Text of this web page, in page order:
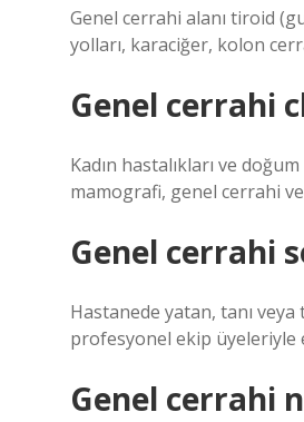
Genel cerrahi alanı tiroid
yolları, karaciğer, kolon
Genel cerrahi
Kadın hastalıkları ve
mamografi, genel cerrahi
Genel cerrahi
Hastanede yatan, tanı
profesyonel ekip üyeleriyle
Genel cerrahi